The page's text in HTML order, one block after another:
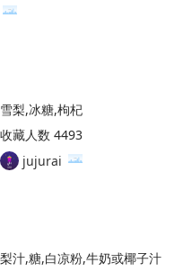
雪梨,冰糖,枸杞
收藏人数 4493
jujurai
梨汁,糖,白凉粉,牛奶或椰子汁